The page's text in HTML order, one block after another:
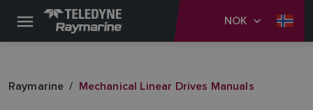
NOK
Raymarine Mechanical Linear Drives Manuals